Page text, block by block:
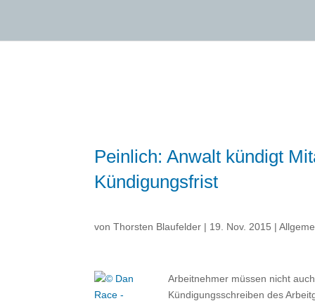
Peinlich: Anwalt kündigt
Kündigungsfrist
vonThorsten Blaufelder | 19. Nov. 2015 |
Arbeitnehmer müssen nicht
Kündigungsschreiben des